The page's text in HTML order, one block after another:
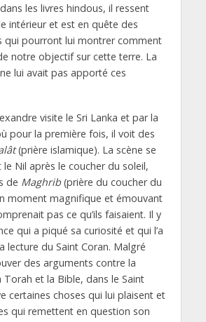
les livres hindous, il ressent
intérieur et est en quête des
qui pourront lui montrer comment
notre objectif sur cette terre. La
lui avait pas apporté ces
visite le Sri Lanka et par la
pour la première fois, il voit des
(prière islamique). La scène se
Nil après le coucher du soleil,
de Maghrib(prière du coucher du
moment magnifique et émouvant
pas ce qu’ils faisaient. Il y
qui a piqué sa curiosité et qui l’a
lecture du Saint Coran. Malgré
des arguments contre la
Torah et la Bible, dans le Saint
certaines choses qui lui plaisent et
qui remettent en question son